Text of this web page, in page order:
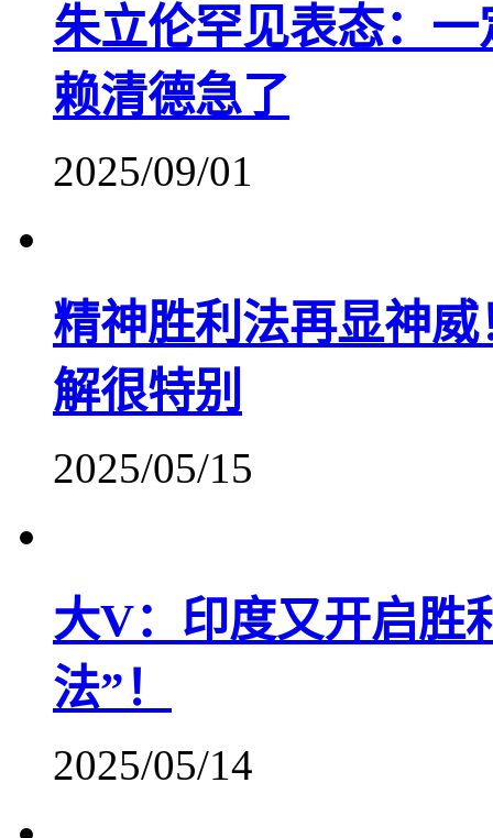
朱立伦罕见表态：
赖清德急了
2025/09/01
精神胜利法再显神
解很特别
2025/05/15
大V：印度又开启胜
法”！
2025/05/14